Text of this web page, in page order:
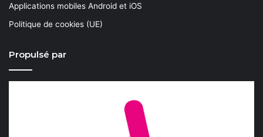
Applications mobiles Android et iOS
Politique de cookies (UE)
Propulsé par